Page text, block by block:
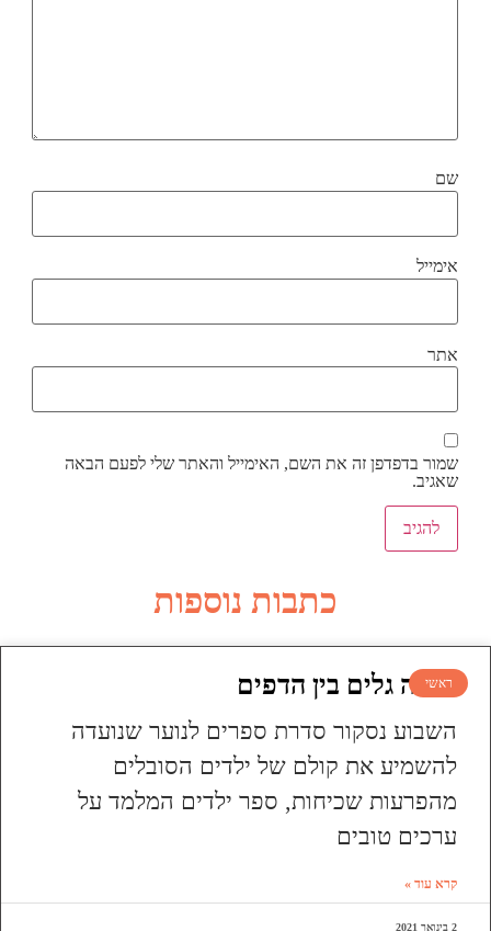
שם
אימייל
אתר
שמור בדפדפן זה את השם, האימייל והאתר שלי לפעם הבאה
שאגיב.
כתבות נוספות
ראשי
עושה גלים בין הדפים
השבוע נסקור סדרת ספרים לנוער שנועדה
להשמיע את קולם של ילדים הסובלים
מהפרעות שכיחות, ספר ילדים המלמד על
ערכים טובים
קרא עוד »
2 בינואר 2021